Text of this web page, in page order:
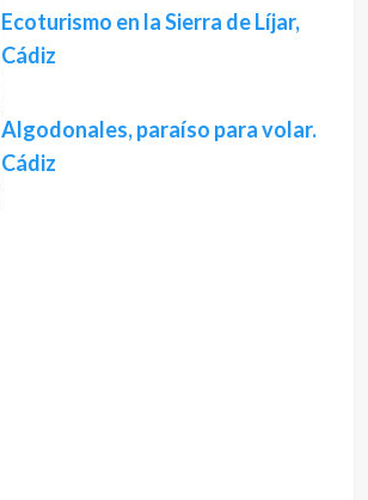
Ecoturismo en la Sierra de Líjar,
Cádiz
Algodonales, paraíso para volar.
Cádiz